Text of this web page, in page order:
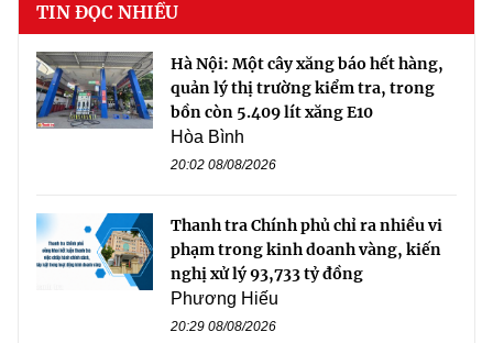
TIN ĐỌC NHIỀU
Hà Nội: Một cây xăng báo hết hàng,
quản lý thị trường kiểm tra, trong
bồn còn 5.409 lít xăng E10
Hòa Bình
20:02 08/08/2026
Thanh tra Chính phủ chỉ ra nhiều vi
phạm trong kinh doanh vàng, kiến
nghị xử lý 93,733 tỷ đồng
Phương Hiếu
20:29 08/08/2026